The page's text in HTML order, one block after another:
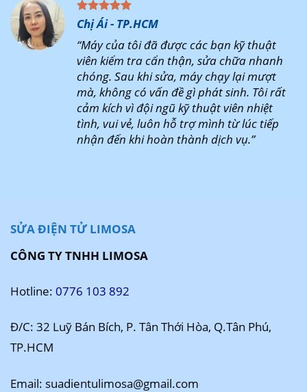
Chị Ái - TP.HCM
“Máy của tôi đã được các bạn kỹ thuật
viên kiểm tra cẩn thận, sửa chữa nhanh
chóng. Sau khi sửa, máy chạy lại mượt
mà, không có vấn đề gì phát sinh. Tôi rất
cảm kích vì đội ngũ kỹ thuật viên nhiệt
tình, vui vẻ, luôn hỗ trợ mình từ lúc tiếp
nhận đến khi hoàn thành dịch vụ.”
SỬA ĐIỆN TỬ LIMOSA
CÔNG TY TNHH LIMOSA
Hotline: 0776 103 892
Đ/C: 32 Luỹ Bán Bích, P. Tân Thới Hòa, Q.Tân Phú,
TP.HCM
Email: suadientulimosa@gmail.com